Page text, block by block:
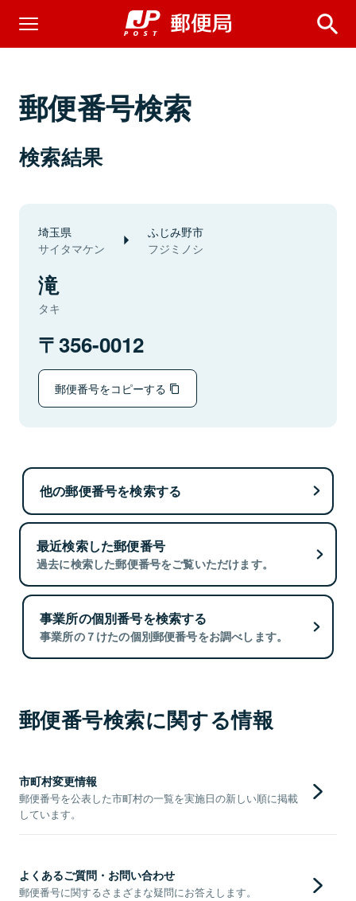
郵便番号検索
検索結果
埼玉県
サイタマケン
ふじみ野市
フジミノシ
滝
タキ
356-0012
郵便番号をコピーする
他の郵便番号を検索する
最近検索した郵便番号
過去に検索した郵便番号をご覧いただけます。
事業所の個別番号を検索する
事業所の７けたの個別郵便番号をお調べします。
郵便番号検索に関する情報
市町村変更情報
郵便番号を公表した市町村の一覧を実施日の新しい順に掲載
しています。
よくあるご質問・お問い合わせ
郵便番号に関するさまざまな疑問にお答えします。